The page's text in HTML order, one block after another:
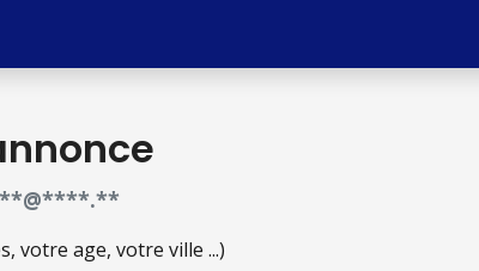
votre age, votre ville ...)